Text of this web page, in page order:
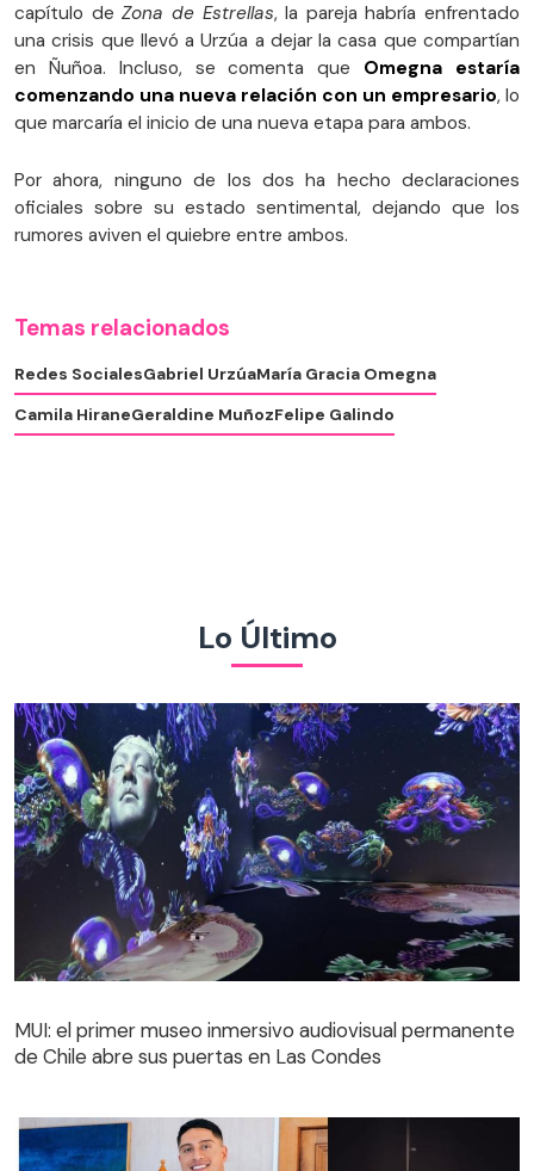
capítulo deZona de Estrellas, la pareja habría enfrentado
una crisis que llevó a Urzúa a dejar la casa que compartían
en Ñuñoa. Incluso, se comenta que Omegna estaría
comenzando una nueva relación con un empresario, lo
que marcaría el inicio de una nueva etapa para ambos.
Por ahora, ninguno de los dos ha hecho declaraciones
oficiales sobre su estado sentimental, dejando que los
rumores aviven el quiebre entre ambos.
Temas relacionados
Redes SocialesGabriel UrzúaMaría Gracia Omegna
Camila HiraneGeraldine MuñozFelipe Galindo
Lo Último
MUI: el primer museo inmersivo audiovisual permanente
de Chile abre sus puertas en Las Condes